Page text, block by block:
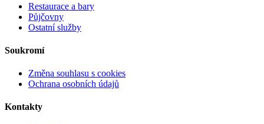
Restaurace a bary
Půjčovny
Ostatní služby
Soukromí
Změna souhlasu s cookies
Ochrana osobních údajů
Kontakty